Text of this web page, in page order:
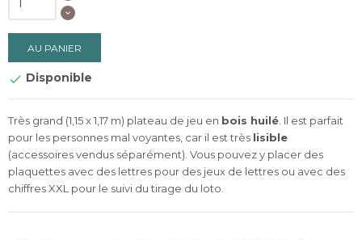
AU PANIER
 Disponible
Très grand (1,15 x 1,17 m) plateau de jeu en bois huilé . Il est parfait
pour les personnes mal voyantes, car il est très lisible
(accessoires vendus séparément). Vous pouvez y placer des
plaquettes avec des lettres pour des jeux de lettres ou avec des
chiffres XXL pour le suivi du tirage du loto.